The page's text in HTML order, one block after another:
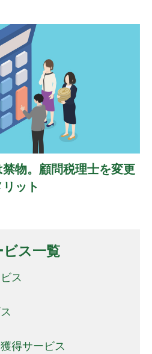
物。顧問税理士を変更
リット
ス一覧
ス
得サービス